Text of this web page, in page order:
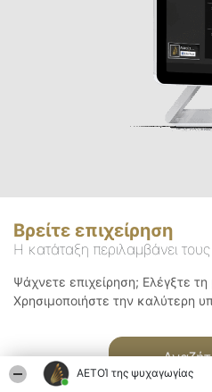
ΑΕΤΟΊ της ψυχαγωγίας
Βρείτε επιχείρηση
Η κατάταξη περιλαμβάνει
Ψάχνετε επιχείρηση; Ελέγξτε
Χρησιμοποιήστε την καλύτερη